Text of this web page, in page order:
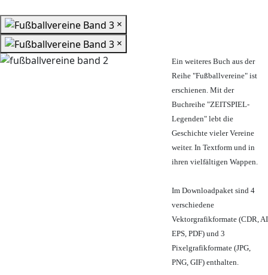
×
×
Ein weiteres Buch aus der
Reihe "Fußballvereine" ist
erschienen. Mit der
Buchreihe "ZEITSPIEL-
Legenden" lebt die
Geschichte vieler Vereine
weiter. In Textform und in
ihren vielfältigen Wappen.
Im Downloadpaket sind 4
verschiedene
Vektorgrafikformate (CDR, AI
EPS, PDF) und 3
Pixelgrafikformate (JPG,
PNG, GIF) enthalten.